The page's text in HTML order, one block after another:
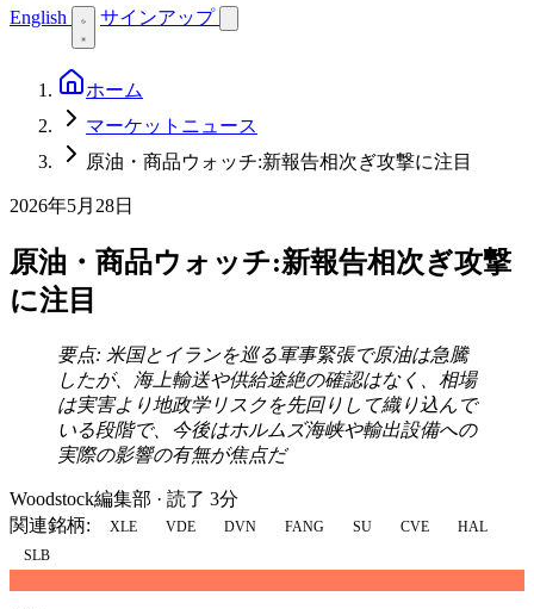
English サインアップ
ホーム
マーケットニュース
原油・商品ウォッチ:新報告相次ぎ攻撃に注目
2026年5月28日
原油・商品ウォッチ:新報告相次ぎ攻撃
に注目
要点: 米国とイランを巡る軍事緊張で原油は急騰
したが、海上輸送や供給途絶の確認はなく、相場
は実害より地政学リスクを先回りして織り込んで
いる段階で、今後はホルムズ海峡や輸出設備への
実際の影響の有無が焦点だ
Woodstock編集部 · 読了 3分
関連銘柄:
XLE VDE DVN FANG SU CVE
HAL
SLB